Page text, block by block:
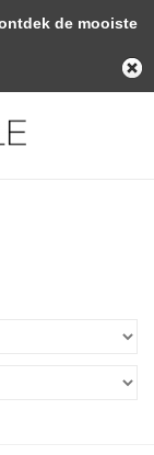
0 Artikelen - €0,00
de mooiste